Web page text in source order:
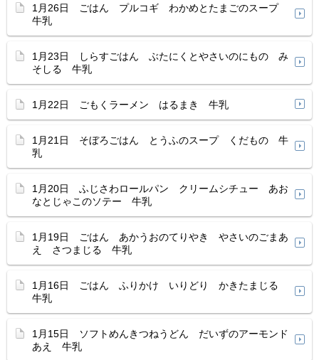
1月26日 ごはん プルコギ わかめとたまごのスープ
牛乳
1月23日 しらすごはん ぶたにくとやさいのにもの み
そしる 牛乳
1月22日 ごもくラーメン はるまき 牛乳
1月21日 そぼろごはん とうふのスープ くだもの 牛
乳
1月20日 ふじさわロールパン クリームシチュー あお
なとじゃこのソテー 牛乳
1月19日 ごはん あかうおのてりやき やさいのごまあ
え さつまじる 牛乳
1月16日 ごはん ふりかけ いりどり かきたまじる
牛乳
1月15日 ソフトめんきつねうどん だいずのアーモンド
あえ 牛乳